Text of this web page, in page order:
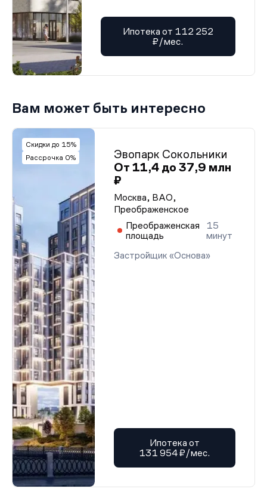
Ипотека от 112 252
₽/мес.
Вам может быть интересно
Скидки до 15%
Рассрочка 0%
Эвопарк Сокольники
От 11,4 до 37,9 млн
₽
Москва, ВАО,
Преображенское
Преображенская
площадь
15
минут
Застройщик «Основа»
Ипотека от
131 954 ₽/мес.